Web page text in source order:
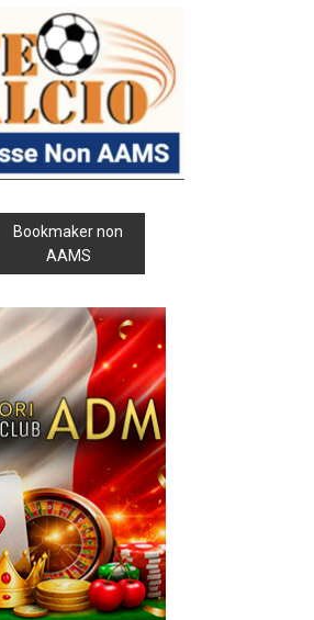
Bookmaker non
AAMS